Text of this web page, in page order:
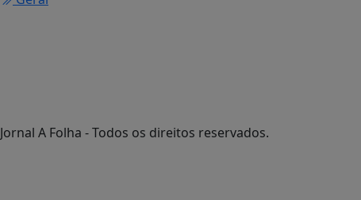
Jornal A Folha - Todos os direitos reservados.